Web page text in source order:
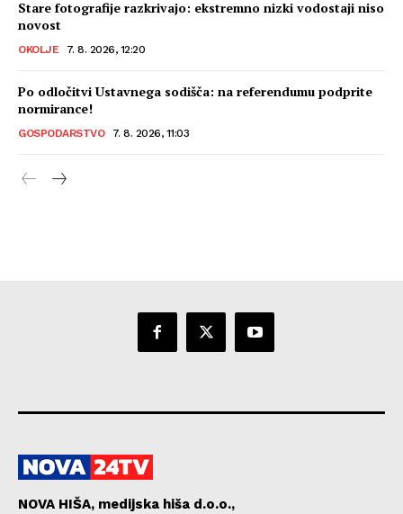
Stare fotografije razkrivajo: ekstremno nizki vodostaji niso
novost
OKOLJE 7. 8. 2026, 12:20
Po odločitvi Ustavnega sodišča: na referendumu podprite
normirance!
GOSPODARSTVO 7. 8. 2026, 11:03
NOVA HIŠA, medijska hiša d.o.o.,